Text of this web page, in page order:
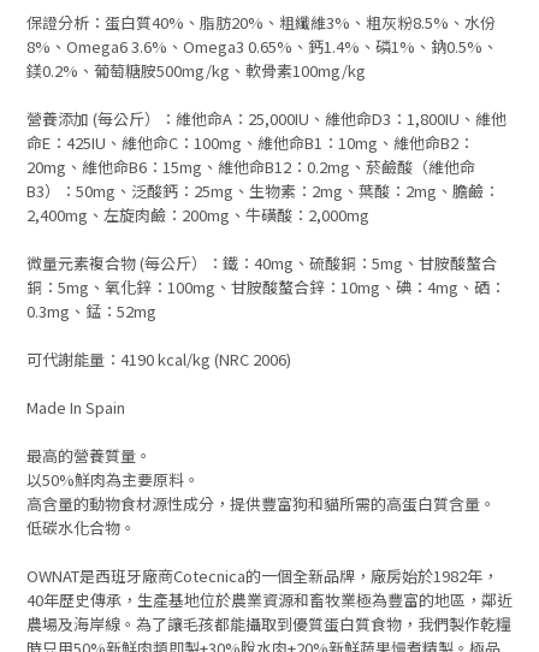
保證分析：蛋白質40%、脂肪20%、粗纖維3%、粗灰粉8.5%、水份
8%、Omega6 3.6%、Omega3 0.65%、鈣1.4%、磷1%、鈉0.5%、
鎂0.2%、葡萄糖胺500mg/kg、軟骨素100mg/kg
營養添加 (每公斤）：維他命A：25,000IU、維他命D3：1,800IU、維他
命E：425IU、維他命C：100mg、維他命B1：10mg、維他命B2：
20mg、維他命B6：15mg、維他命B12：0.2mg、菸鹼酸（維他命
B3）：50mg、泛酸鈣：25mg、生物素：2mg、葉酸：2mg、膽鹼：
2,400mg、左旋肉鹼：200mg、牛磺酸：2,000mg
微量元素複合物 (每公斤）：鐵：40mg、硫酸銅：5mg、甘胺酸螯合
銅：5mg、氧化鋅：100mg、甘胺酸螯合鋅：10mg、碘：4mg、硒：
0.3mg、錳：52mg
可代謝能量：4190 kcal/kg (NRC 2006)
Made In Spain
最高的營養質量。
以50%鮮肉為主要原料。
高含量的動物食材源性成分，提供豐富狗和貓所需的高蛋白質含量。
低碳水化合物。
OWNAT是西班牙廠商Cotecnica的一個全新品牌，廠房始於1982年，
40年歷史傳承，生產基地位於農業資源和畜牧業極為豐富的地區，鄰近
農場及海岸線。為了讓毛孩都能攝取到優質蛋白質食物，我們製作乾糧